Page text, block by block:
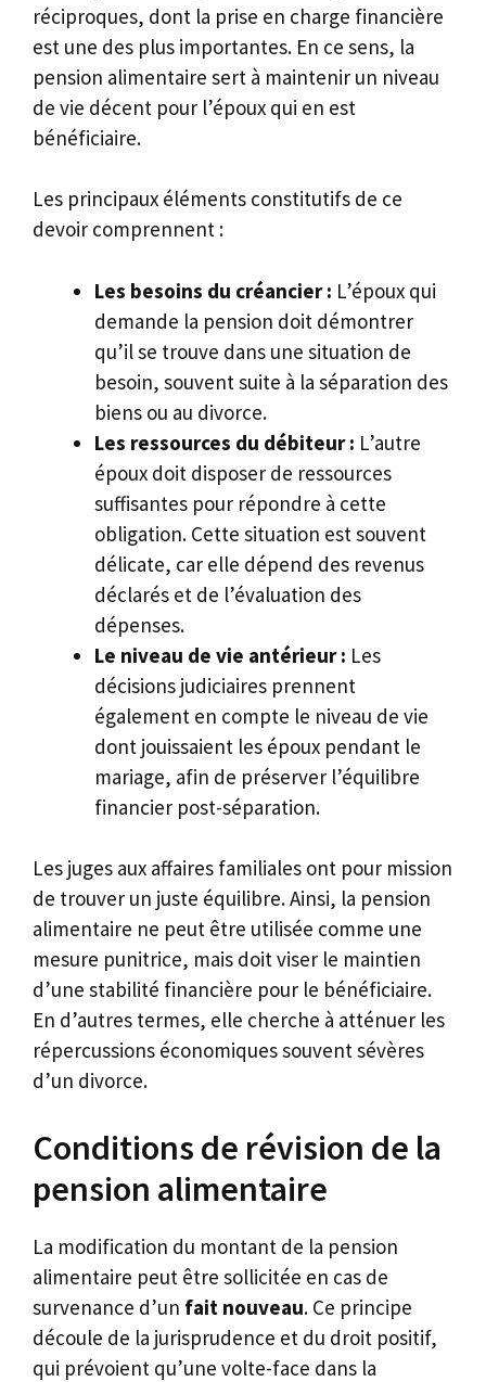
réciproques, dont la prise en charge financière
est une des plus importantes. En ce sens, la
pension alimentaire sert à maintenir un niveau
de vie décent pour l’époux qui en est
bénéficiaire.
Les principaux éléments constitutifs de ce
devoir comprennent :
Les besoins du créancier : L’époux qui
demande la pension doit démontrer
qu’il se trouve dans une situation de
besoin, souvent suite à la séparation des
biens ou au divorce.
Les ressources du débiteur : L’autre
époux doit disposer de ressources
suffisantes pour répondre à cette
obligation. Cette situation est souvent
délicate, car elle dépend des revenus
déclarés et de l’évaluation des
dépenses.
Le niveau de vie antérieur : Les
décisions judiciaires prennent
également en compte le niveau de vie
dont jouissaient les époux pendant le
mariage, afin de préserver l’équilibre
financier post-séparation.
Les juges aux affaires familiales ont pour mission
de trouver un juste équilibre. Ainsi, la pension
alimentaire ne peut être utilisée comme une
mesure punitrice, mais doit viser le maintien
d’une stabilité financière pour le bénéficiaire.
En d’autres termes, elle cherche à atténuer les
répercussions économiques souvent sévères
d’un divorce.
Conditions de révision de la
pension alimentaire
La modification du montant de la pension
alimentaire peut être sollicitée en cas de
survenance d’un fait nouveau. Ce principe
découle de la jurisprudence et du droit positif,
qui prévoient qu’une volte-face dans la